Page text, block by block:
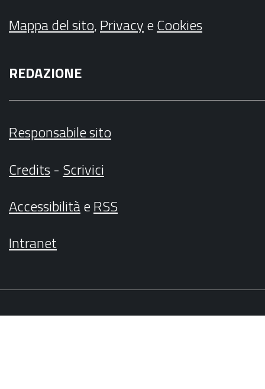
Mappa del sito,PrivacyeCookies
REDAZIONE
Responsabile sito
Credits- Scrivici
AccessibilitàeRSS
Intranet